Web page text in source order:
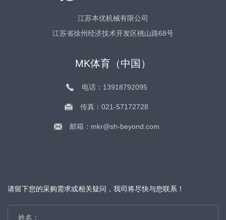
江苏本优机械有限公司
江苏省徐州经济技术开发区桃山路68号
MK体育（中国）
电话：13918792095
传真：021-57172728
邮箱：mkr@sh-beyond.com
请留下您的采购需求或相关疑问，我司将尽快与您联系！